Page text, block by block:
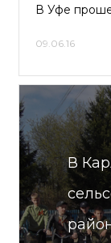
В Уфе
09.06.16
В